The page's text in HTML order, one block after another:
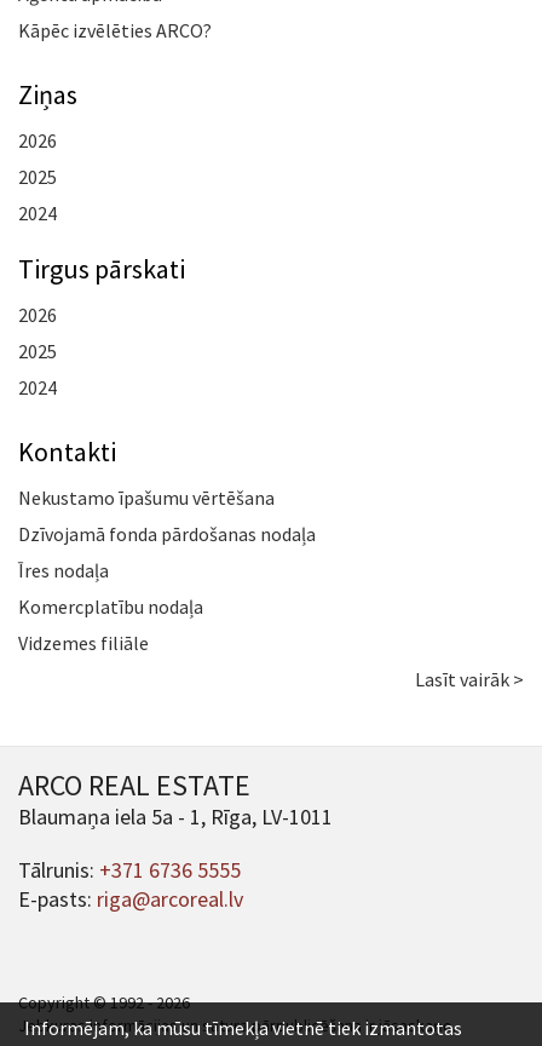
Kāpēc izvēlēties ARCO?
Ziņas
2026
2025
2024
Tirgus pārskati
2026
2025
2024
Kontakti
Nekustamo īpašumu vērtēšana
Dzīvojamā fonda pārdošanas nodaļa
Īres nodaļa
Komercplatību nodaļa
Vidzemes filiāle
Lasīt vairāk >
ARCO REAL ESTATE
Blaumaņa iela 5a - 1, Rīga, LV-1011
Tālrunis: +371 6736 5555
E-pasts: riga@arcoreal.lv
Copyright © 1992 - 2026
Jebkuras informācijas un satura pārpublicēšana ir jāsaskaņo.
Informējam, ka mūsu tīmekļa vietnē tiek izmantotas